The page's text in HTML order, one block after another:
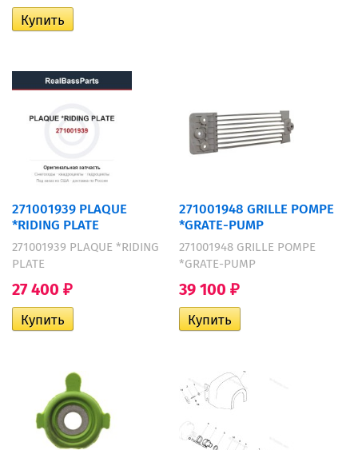
271001939 PLAQUE
*RIDING PLATE
271001939 PLAQUE *RIDING
PLATE
27 400 ₽
271001948 GRILLE POMPE
*GRATE-PUMP
271001948 GRILLE POMPE
*GRATE-PUMP
39 100 ₽